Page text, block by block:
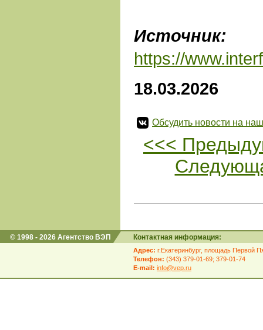
Источник:
https://
18.03.2026
Обсудить новости на
<<<
© 1998 - 2026 Агентство ВЭП Контактная информация:
Адрес: г.Екатеринбург, площадь Первой
Телефон: (343) 379-01-69; 379-01-74
E-mail: info@vep.ru